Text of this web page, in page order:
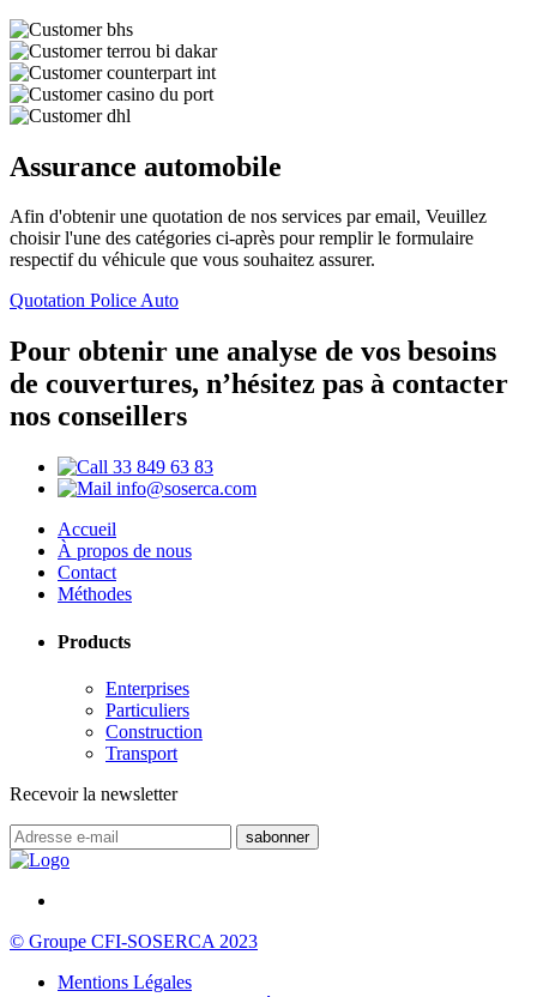
Assurance automobile
Afin d'obtenir une quotation de nos services par email, Veuillez
choisir l'une des catégories ci-après pour remplir le formulaire
respectif du véhicule que vous souhaitez assurer.
Quotation Police Auto
Pour obtenir une analyse de vos besoins
de couvertures, n’hésitez pas à contacter
nos conseillers
33 849 63 83
info@soserca.com
Accueil
À propos de nous
Contact
Méthodes
Products
Enterprises
Particuliers
Construction
Transport
Recevoir la newsletter
© Groupe CFI-SOSERCA 2023
Mentions Légales